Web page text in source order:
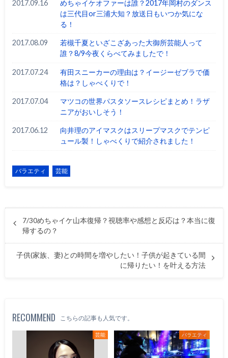
2017.09.16
めちゃイケオファーは誰？2017年岡村のダンス
は三代目or三浦大知？放送日もいつか気にな
る！
2017.08.09
若槻千夏といざこざあった大御所芸能人って
誰？8/9今夜くらべてみましたで！
2017.07.24
有田スニーカーの理由は？イージーゼブラで価
格は？しゃべくりで！
2017.07.04
マツコの世界パスタソースレシピまとめ！ラザ
ニアがおいしそう！
2017.06.12
向井理のアイマスクはスリープマスクでテンピ
ュール製！しゃべくりで紹介されました！
バラエティ 芸能
7/30めちゃイケ山本復帰？視聴率や感想と反応は？本当に復
帰するの？
子供(家族、妻)との時間を増やしたい！子供が起きている間
に帰りたい！を叶える方法
RECOMMEND こちらの記事も人気です。
芸能 バラエティ